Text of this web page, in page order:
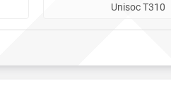
Unisoc T310